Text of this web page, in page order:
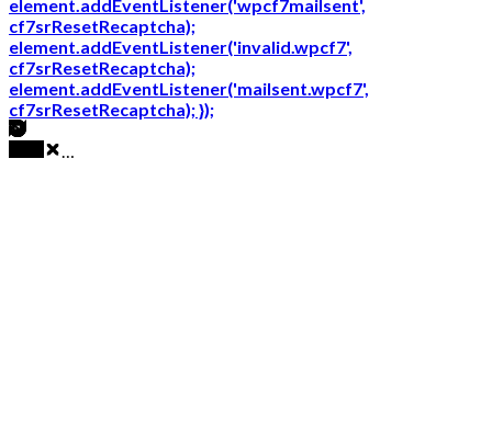
element.addEventListener('wpcf7mailsent',
cf7srResetRecaptcha);
element.addEventListener('invalid.wpcf7',
cf7srResetRecaptcha);
element.addEventListener('mailsent.wpcf7',
cf7srResetRecaptcha); });